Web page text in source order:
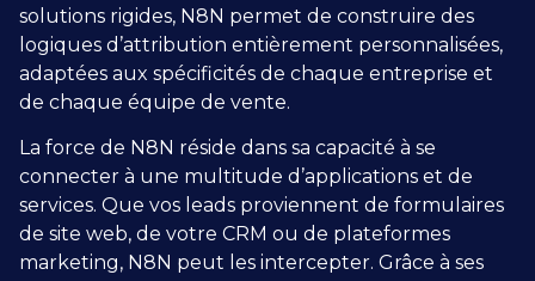
solutions rigides, N8N permet de construire des
logiques d’attribution entièrement personnalisées,
adaptées aux spécificités de chaque entreprise et
de chaque équipe de vente.
La force de N8N réside dans sa capacité à se
connecter à une multitude d’applications et de
services. Que vos leads proviennent de formulaires
de site web, de votre CRM ou de plateformes
marketing, N8N peut les intercepter. Grâce à ses